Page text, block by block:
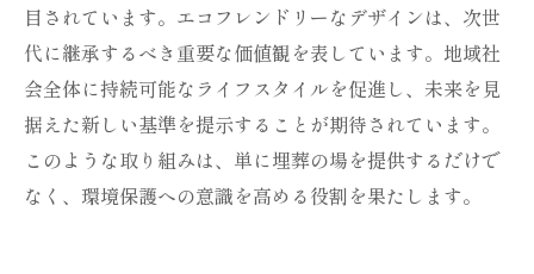
目されています。エコフレンドリーなデザインは、次世
代に継承するべき重要な価値観を表しています。地域社
会全体に持続可能なライフスタイルを促進し、未来を見
据えた新しい基準を提示することが期待されています。
このような取り組みは、単に埋葬の場を提供するだけで
なく、環境保護への意識を高める役割を果たします。